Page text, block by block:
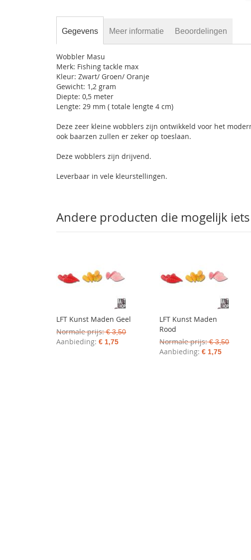
Gegevens
Wobbler Masu
Merk: Fishing tackle max
Kleur: Zwart/ Groen/ Oranje
Gewicht: 1,2 gram
Diepte: 0,5 meter
Lengte: 29 mm ( totale lengte 4 cm)
Deze zeer kleine wobblers zijn ontwikkeld voor het
ook baarzen zullen er zeker op toeslaan.
Deze wobblers zijn drijvend.
Leverbaar in vele kleurstellingen.
Meer informatie Beoordelingen
Andere producten die mogelijk
LFT Kunst Maden Geel
Normale prijs € 3,50
Aanbieding € 1,75
LFT Kunst Maden
Rood
Normale prijs € 3,50
Aanbieding € 1,75